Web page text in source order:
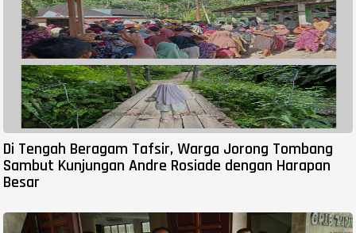
Di Tengah Beragam Tafsir, Warga Jorong Tombang
Sambut Kunjungan Andre Rosiade dengan Harapan
Besar